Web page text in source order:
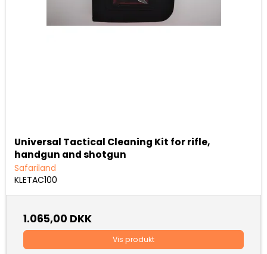
Universal Tactical Cleaning Kit for rifle,
handgun and shotgun
Safariland
KLETAC100
1.065,00 DKK
Vis produkt